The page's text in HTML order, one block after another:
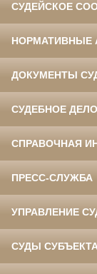
СУДЕЙСКОЕ
НОРМАТИВНЫЕ
ДОКУМЕНТЫ
СУДЕБНОЕ
СПРАВОЧНАЯ
ПРЕСС-СЛУЖБА
УПРАВЛЕНИЕ
СУДЫ